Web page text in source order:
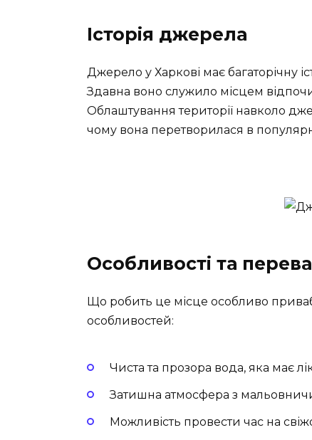
Історія джерела
Джерело у Харкові має багаторічну
Здавна воно служило місцем
Облаштування території навколо
чому вона перетворилася в
Особливості та
Що робить це місце особливо
особливостей:
Чиста та прозора вода, яка має
Затишна атмосфера з
Можливість провести час на